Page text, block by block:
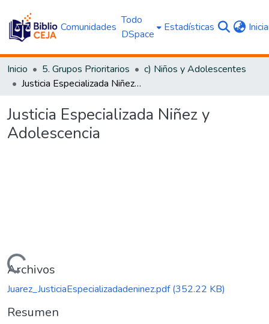
Comunidades
Todo
DSpace
Estadísticas
Inicio 5. Grupos Prioritarios
c) Niños y Adolescentes
Justicia Especializada Niñez y Adolescencia
Justicia Especializada Niñez y
Adolescencia
Cargando...
Archivos
Juarez_JusticiaEspecializadadeninez.pdf(352.22 KB)
Resumen